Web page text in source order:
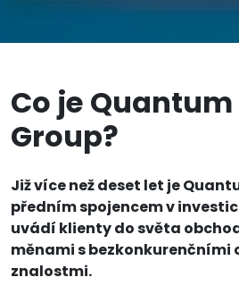
Co je Quantum
Group?
Již více než deset let je
předním spojencem v
uvádí klienty do světa
měnami s bezkonkurenčními
znalostmi.